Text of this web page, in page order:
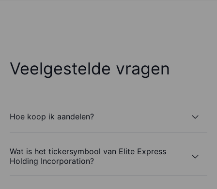
Veelgestelde vragen
Hoe koop ik aandelen?
Wat is het tickersymbool van Elite Express
Holding Incorporation?